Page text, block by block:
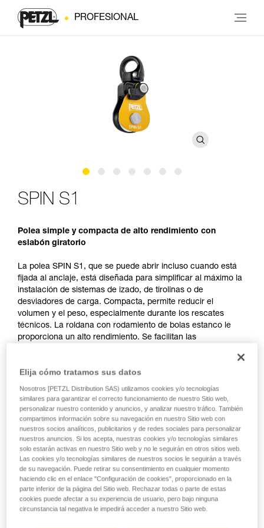
PROFESIONAL
SPIN S1
Polea simple y compacta de alto rendimiento con
eslabón giratorio
La polea SPIN S1, que se puede abrir incluso cuando está
fijada al anclaje, está diseñada para simplificar al máximo la
instalación de sistemas de izado, de tirolinas o de
desviadores de carga. Compacta, permite reducir el
volumen y el peso, especialmente durante los rescates
técnicos. La roldana con rodamiento de bolas estanco le
proporciona un alto rendimiento. Se facilitan las
mosquetones, cuerdas o cintas.
Product video
Elija cómo tratamos sus datos
Nosotros [PETZL Distribution SAS) utilizamos cookies y/o tecnologías
similares para garantizar el correcto funcionamiento de nuestro Sitio web,
personalizar nuestro contenido y anuncios, y analizar nuestro tráfico. También
compartimos información sobre su navegación en nuestro Sitio web con
nuestros socios analíticos, publicitarios y de redes sociales para personalizar
nuestros anuncios. Si los acepta, nuestras cookies y/o tecnologías similares
solo estarán activas en nuestro Sitio web y no le seguirán en otros sitios web.
Las cookies y/o tecnologías similares de nuestros socios le seguirán a través
de su navegación. Puede retirar su consentimiento en cualquier momento
haciendo clic en el enlace "Configuración de cookies", proporcionado en la
parte inferior de la página del Sitio web. Rechazar todas o parte de estas
cookies puede afectar a su experiencia de usuario, pero bajo ninguna
circunstancia tal negativa le impedirá acceder a nuestro Sitio web.